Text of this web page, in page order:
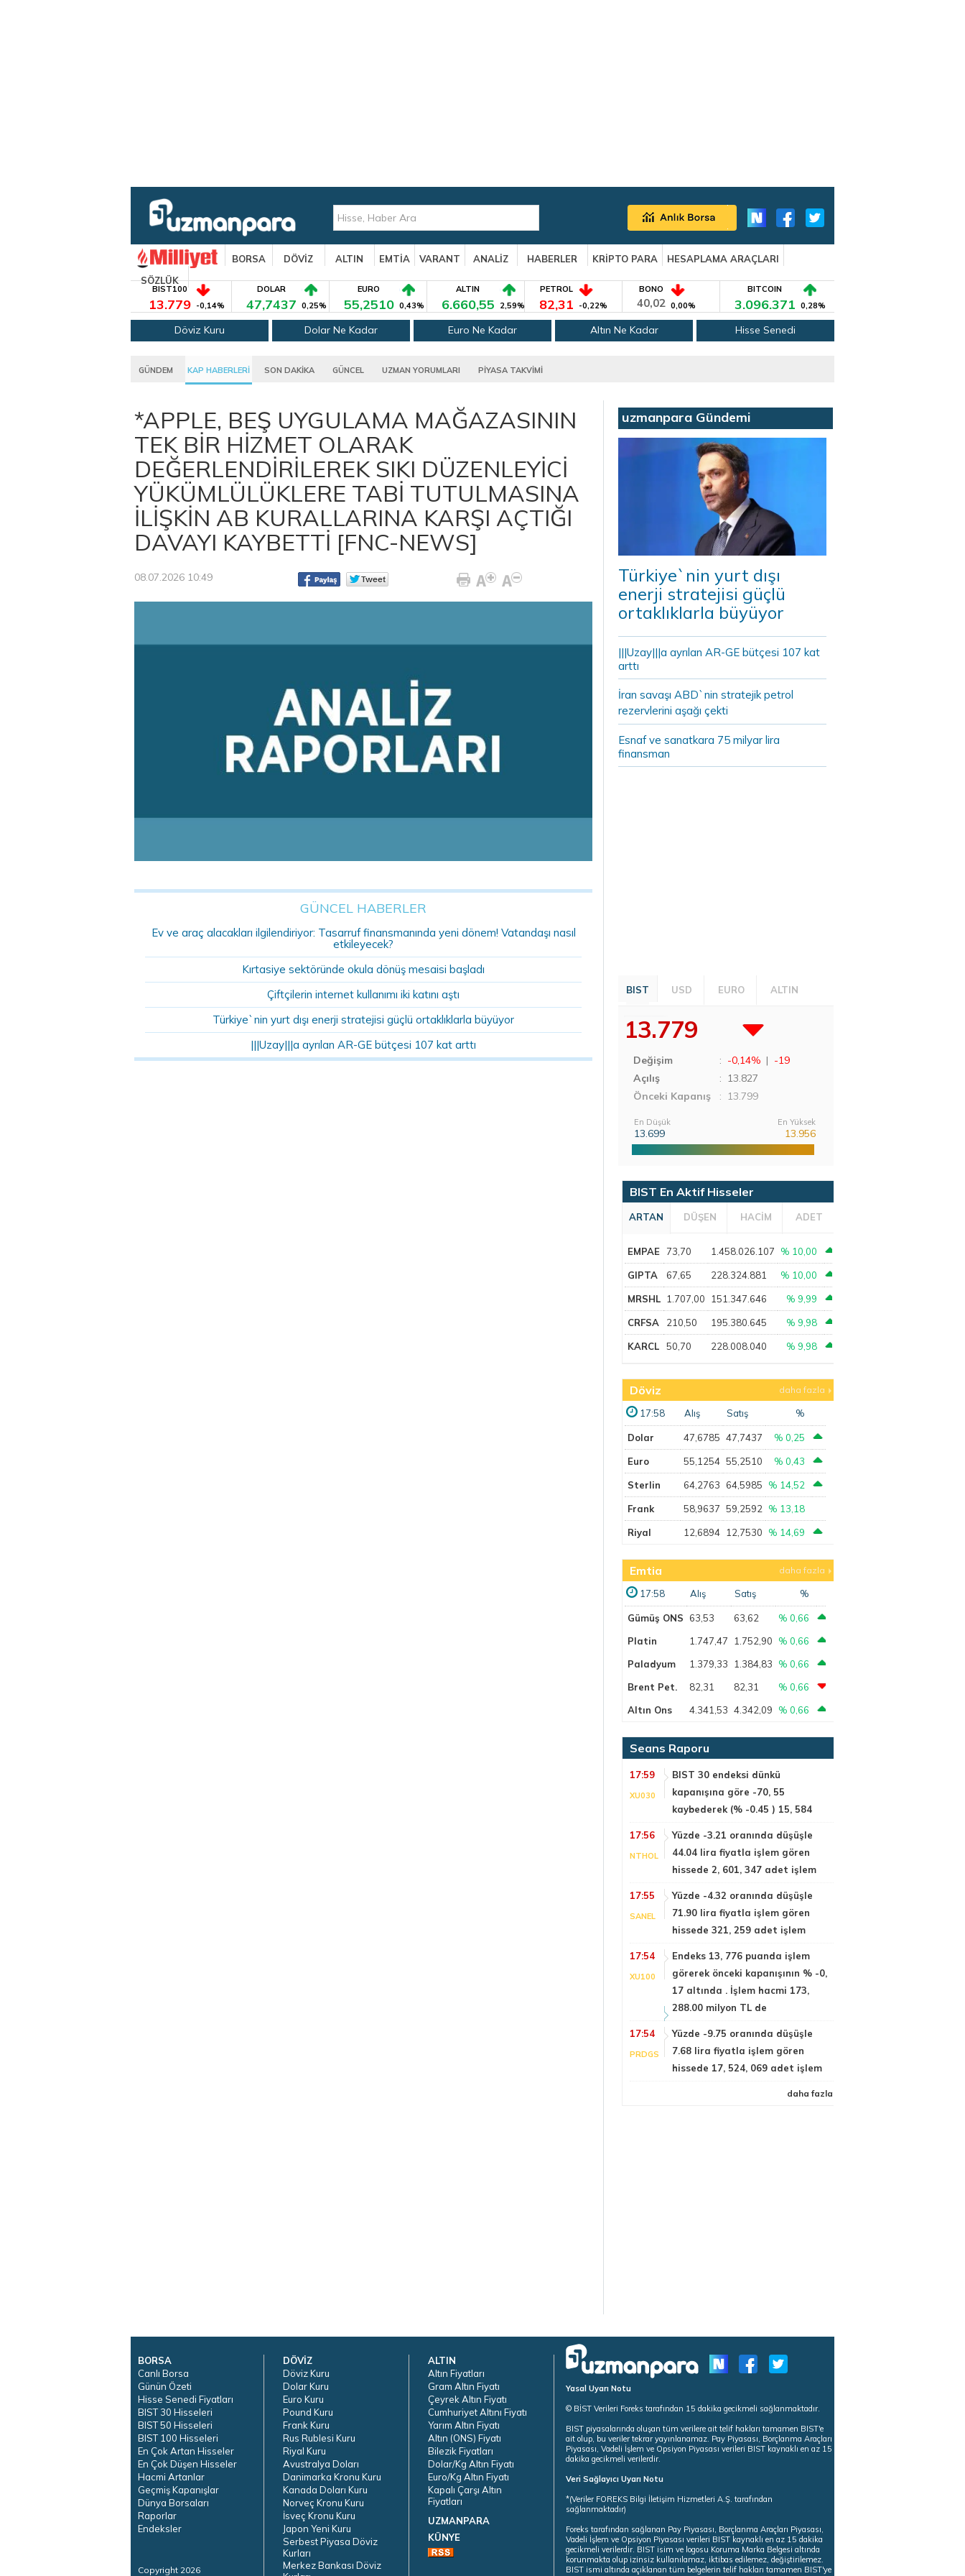
BORSA DÖVİZ ALTIN EMTİA VARANT ANALİZ HABERLER KRİPTO PARA
HESAPLAMA ARAÇLARI
SÖZLÜK
BIST100
13.779 -0,14%
DOLAR
47,7437 0,25%
EURO
55,2510 0,43%
ALTIN
6.660,55 2,59%
PETROL
82,31 -0,22%
BONO
40,02 0,00%
BITCOIN
3.096.371 0,28%
Döviz Kuru Dolar Ne Kadar Euro Ne Kadar Altın Ne Kadar Hisse Senedi
GÜNDEM KAP HABERLERİ SON DAKİKA GÜNCEL UZMAN YORUMLARI PİYASA TAKVİMİ
*APPLE, BEŞ UYGULAMA MAĞAZASININ
TEK BİR HİZMET OLARAK
DEĞERLENDİRİLEREK SIKI DÜZENLEYİCİ
YÜKÜMLÜLÜKLERE TABİ TUTULMASINA
İLİŞKİN AB KURALLARINA KARŞI AÇTIĞI
DAVAYI KAYBETTİ [FNC-NEWS]
08.07.2026 10:49
GÜNCEL HABERLER
Ev ve araç alacakları ilgilendiriyor: Tasarruf finansmanında yeni dönem! Vatandaşı nasıl
etkileyecek?
Kırtasiye sektöründe okula dönüş mesaisi başladı
Çiftçilerin internet kullanımı iki katını aştı
Türkiye`nin yurt dışı enerji stratejisi güçlü ortaklıklarla büyüyor
|||Uzay|||a ayrılan AR-GE bütçesi 107 kat arttı
uzmanpara Gündemi
Türkiye`nin yurt dışı
enerji stratejisi güçlü
ortaklıklarla büyüyor
|||Uzay|||a ayrılan AR-GE bütçesi 107 kat
arttı
İran savaşı ABD`nin stratejik petrol
rezervlerini aşağı çekti
Esnaf ve sanatkara 75 milyar lira
finansman
BIST USD EURO ALTIN
13.779
Değişim : -0,14% | -19
Açılış
: 13.827
Önceki Kapanış
: 13.799
En Düşük
13.699
En Yüksek
13.956
BIST En Aktif Hisseler
ARTAN DÜŞEN HACİM ADET
EMPAE 73,70 1.458.026.107 % 10,00
GIPTA 67,65 228.324.881 % 10,00
MRSHL 1.707,00 151.347.646 % 9,99
CRFSA 210,50 195.380.645 % 9,98
KARCL 50,70 228.008.040 % 9,98
Döviz daha fazla
17:58 Alış Satış %
Dolar 47,6785 47,7437 % 0,25
Euro 55,1254 55,2510 % 0,43
Sterlin 64,2763 64,5985 % 14,52
Frank 58,9637 59,2592 % 13,18
Riyal 12,6894 12,7530 % 14,69
Emtia daha fazla
17:58 Alış Satış %
Gümüş ONS 63,53 63,62
% 0,66
Platin
1.747,47 1.752,90
% 0,66
Paladyum
1.379,33 1.384,83
% 0,66
Brent Pet.
82,31 82,31
% 0,66
Altın Ons
4.341,53 4.342,09 % 0,66
Seans Raporu
17:59
XU030
BIST 30 endeksi dünkü
kapanışına göre -70, 55
kaybederek (% -0.45 ) 15, 584
17:56
NTHOL
Yüzde -3.21 oranında düşüşle
44.04 lira fiyatla işlem gören
hissede 2, 601, 347 adet işlem
17:55
SANEL
Yüzde -4.32 oranında düşüşle
71.90 lira fiyatla işlem gören
hissede 321, 259 adet işlem
17:54
XU100
Endeks 13, 776 puanda işlem
görerek önceki kapanışının % -0,
17 altında . İşlem hacmi 173,
288.00 milyon TL de
17:54
PRDGS
Yüzde -9.75 oranında düşüşle
7.68 lira fiyatla işlem gören
hissede 17, 524, 069 adet işlem
daha fazla
BORSA
Canlı Borsa
Günün Özeti
Hisse Senedi Fiyatları
BIST 30 Hisseleri
BIST 50 Hisseleri
BIST 100 Hisseleri
En Çok Artan Hisseler
En Çok Düşen Hisseler
Hacmi Artanlar
Geçmiş Kapanışlar
Dünya Borsaları
Raporlar
Endeksler
Copyright 2026
DÖVİZ
Döviz Kuru
Dolar Kuru
Euro Kuru
Pound Kuru
Frank Kuru
Rus Rublesi Kuru
Riyal Kuru
Avustralya Doları
Danimarka Kronu Kuru
Kanada Doları Kuru
Norveç Kronu Kuru
İsveç Kronu Kuru
Japon Yeni Kuru
Serbest Piyasa Döviz
Kurları
Merkez Bankası Döviz
ALTIN
Altın Fiyatları
Gram Altın Fiyatı
Çeyrek Altın Fiyatı
Cumhuriyet Altını Fiyatı
Yarım Altın Fiyatı
Altın (ONS) Fiyatı
Bilezik Fiyatları
Dolar/Kg Altın Fiyatı
Euro/Kg Altın Fiyatı
Kapalı Çarşı Altın
Fiyatları
UZMANPARA
KÜNYE
Yasal Uyarı Notu
© BİST Verileri Foreks tarafından 15 dakika gecikmeli sağlanmaktadır.
BIST piyasalarında oluşan tüm verilere ait telif hakları tamamen BIST'e
ait olup, bu veriler tekrar yayınlanamaz. Pay Piyasası, Borçlanma Araçları
Piyasası, Vadeli İşlem ve Opsiyon Piyasası verileri BIST kaynaklı en az 15
dakika gecikmeli verilerdir.
Veri Sağlayıcı Uyarı Notu
*(Veriler FOREKS Bilgi İletişim Hizmetleri A.Ş. tarafından
sağlanmaktadır)
Foreks tarafından sağlanan Pay Piyasası, Borçlanma Araçları Piyasası,
Vadeli İşlem ve Opsiyon Piyasası verileri BIST kaynaklı en az 15 dakika
gecikmeli verilerdir. BIST isim ve logosu Koruma Marka Belgesi altında
korunmakta olup izinsiz kullanılamaz, iktibas edilemez, değiştirilemez.
BIST ismi altında açıklanan tüm belgelerin telif hakları tamamen BIST'ye